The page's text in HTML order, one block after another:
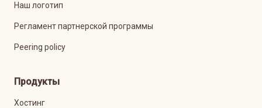
Наш логотип
Регламент партнерской программы
Peering policy
Продукты
Хостинг